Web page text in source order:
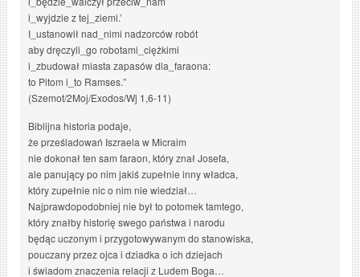
i_wyjdzie z tej_ziemi.’
I_ustanowił nad_nimi nadzorców robót
aby dręczyli_go robotami_ciężkimi
i_zbudował miasta zapasów dla_faraona:
to Pitom i_to Ramses.”
(Szemot/2Moj/Exodos/Wj 1,6-11)
Biblijna historia podaje,
że prześladowań Iszraela w Micraim
nie dokonał ten sam faraon, który znał Josefa,
ale panujący po nim jakiś zupełnie inny władca,
który zupełnie nic o nim nie wiedział…
Najprawdopodobniej nie był to potomek tamtego,
który znałby historię swego państwa i narodu
będąc uczonym i przygotowywanym do stanowiska,
pouczany przez ojca i dziadka o ich dziejach
i świadom znaczenia relacji z Ludem Boga…